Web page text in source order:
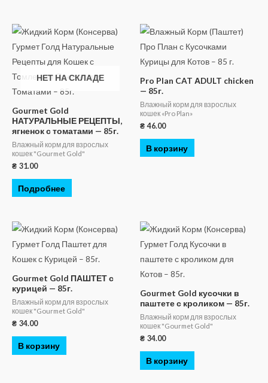
НЕТ НА СКЛАДЕ
Gourmet Gold
НАТУРАЛЬНЫЕ РЕЦЕПТЫ,
ягненок с томатами — 85г.
Влажный корм для взрослых
кошек "Gourmet Gold"
₴ 31.00
Подробнее
Pro Plan CAT АDULT chicken
— 85г.
Влажный корм для взрослых
кошек «Pro Plan»
₴ 46.00
В корзину
Gourmet Gold ПАШТЕТ с
курицей — 85г.
Влажный корм для взрослых
кошек "Gourmet Gold"
₴ 34.00
В корзину
Gourmet Gold кусочки в
паштете с кроликом — 85г.
Влажный корм для взрослых
кошек "Gourmet Gold"
₴ 34.00
В корзину